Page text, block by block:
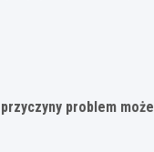
problem może